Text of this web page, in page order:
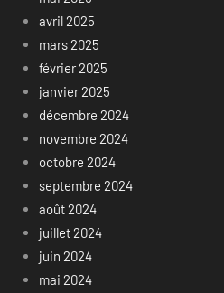
avril 2025
mars 2025
février 2025
janvier 2025
décembre 2024
novembre 2024
octobre 2024
septembre 2024
août 2024
juillet 2024
juin 2024
mai 2024